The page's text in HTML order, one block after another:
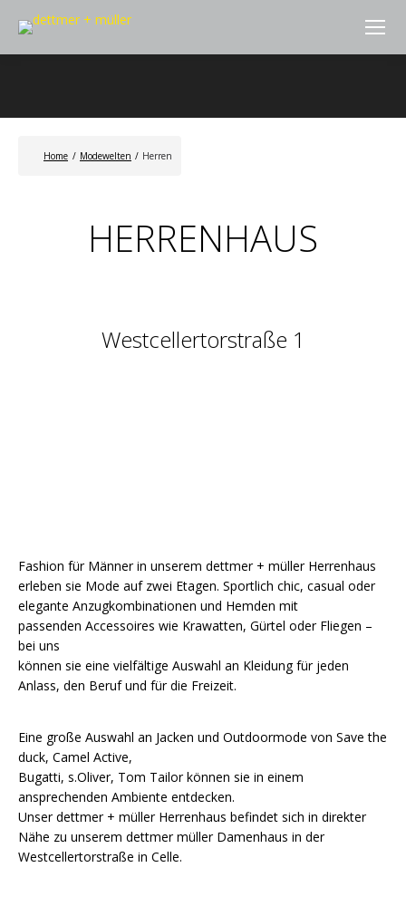
Home / Modewelten / Herren
HERRENHAUS
Westcellertorstraße 1
Fashion für Männer in unserem dettmer + müller Herrenhaus
erleben sie Mode auf zwei Etagen. Sportlich chic, casual oder
elegante Anzugkombinationen und Hemden mit
passenden Accessoires wie Krawatten, Gürtel oder Fliegen –
bei uns
können sie eine vielfältige Auswahl an Kleidung für jeden
Anlass, den Beruf und für die Freizeit.
Eine große Auswahl an Jacken und Outdoormode von Save the
duck, Camel Active,
Bugatti, s.Oliver, Tom Tailor können sie in einem
ansprechenden Ambiente entdecken.
Unser dettmer + müller Herrenhaus befindet sich in direkter
Nähe zu unserem dettmer müller Damenhaus in der
Westcellertorstraße in Celle.